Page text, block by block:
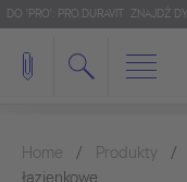
DO 'PRO': PRO.DURAVIT ZNAJDŹ
Home Produkty
łazienkowe